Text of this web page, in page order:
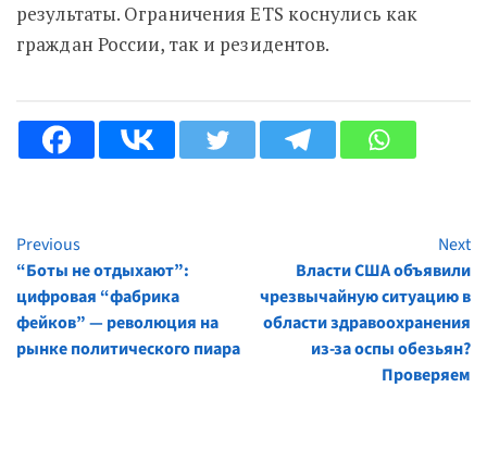
результаты. Ограничения ETS коснулись как
граждан России, так и резидентов.
Continue
Reading
Previous
“Боты не отдыхают”:
цифровая “фабрика
фейков” — революция на
рынке политического пиара
Next
Власти США объявили
чрезвычайную ситуацию в
области здравоохранения
из-за оспы обезьян?
Проверяем